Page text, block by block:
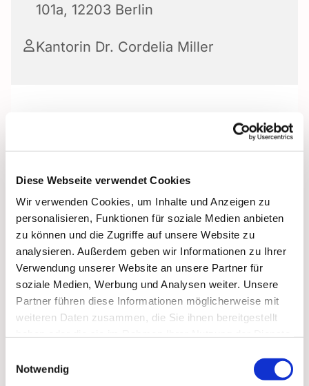
Diese Webseite verwendet Cookies
Wir verwenden Cookies, um Inhalte und Anzeigen zu
personalisieren, Funktionen für soziale Medien anbieten
zu können und die Zugriffe auf unsere Website zu
analysieren. Außerdem geben wir Informationen zu Ihrer
Verwendung unserer Website an unsere Partner für
soziale Medien, Werbung und Analysen weiter. Unsere
Partner führen diese Informationen möglicherweise mit
weiteren Daten zusammen, die Sie ihnen bereitgestellt
Notwendig
101a, 12203 Berlin
Kantorin Dr. Cordelia Miller
… für Senioren und alle, die ihre Singstimme nach
entdecken, sie aufzufrischen, auszuprobieren und
einfach dabei zu bleiben - mit der ganzen Freude
am Chorsingen!
Herzlich willkommen!Anmeldung bitte
an: miller(at)paulus-lichterfelde.de
Hier mehr zum Singkreis